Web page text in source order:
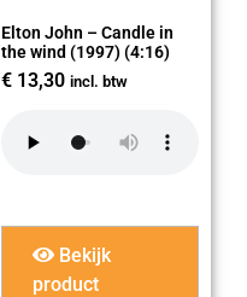
Elton John – Candle in
the wind (1997) (4:16)
€ 13,30 incl. btw
Bekijk
product